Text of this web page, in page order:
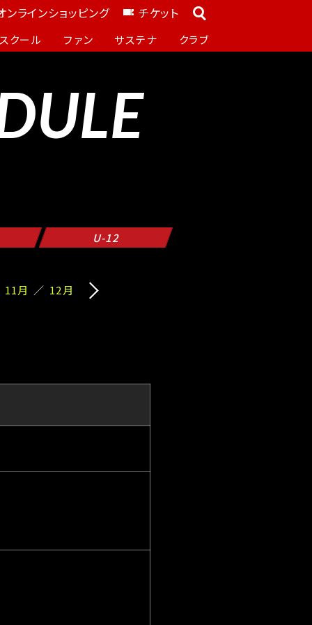
ンラインショッピング チケット
スクール ファン サステナ クラブ
U-12
11月 12月